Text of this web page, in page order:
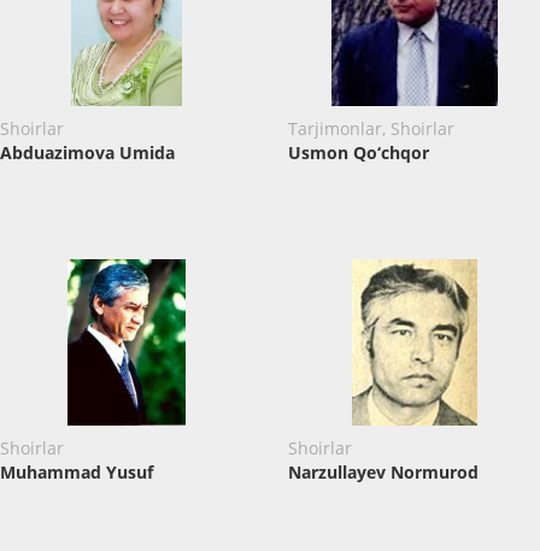
Shoirlar
Abduazimova Umida
Tarjimonlar, Shoirlar
Usmon Qo‘chqor
Shoirlar
Muhammad Yusuf
Shoirlar
Narzullayev Normurod